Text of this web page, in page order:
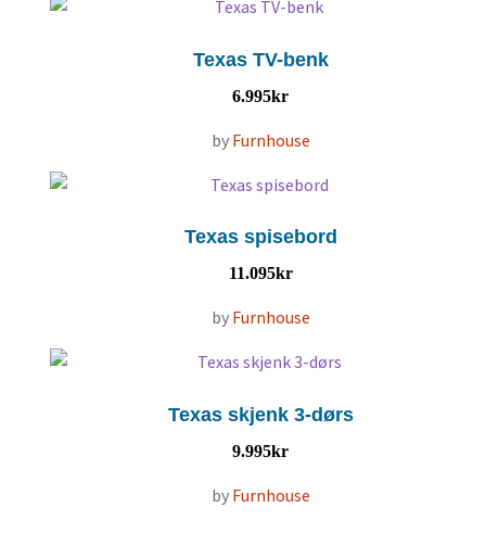
Texas TV-benk
6.995kr
by Furnhouse
Texas spisebord
11.095kr
by Furnhouse
Texas skjenk 3-dørs
9.995kr
by Furnhouse